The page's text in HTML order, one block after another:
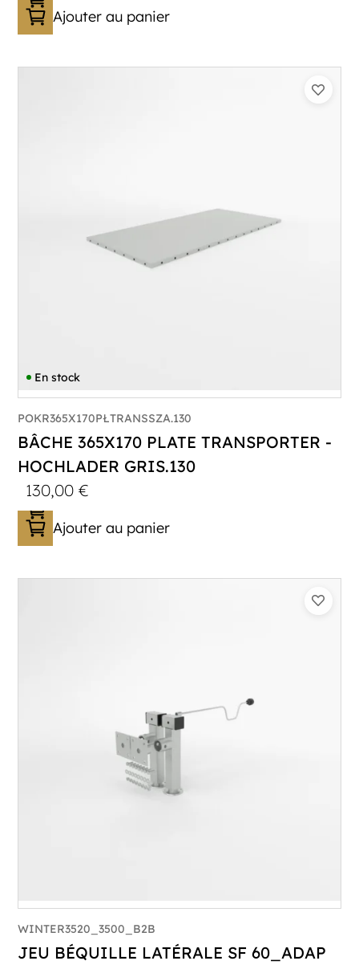
Ajouter au panier
En stock
POKR365X170PŁTRANSSZA.130
BÂCHE 365X170 PLATE TRANSPORTER -
HOCHLADER GRIS.130
130,00€
Ajouter au panier
WINTER3520_3500_B2B
JEU BÉQUILLE LATÉRALE SF 60_ADAP